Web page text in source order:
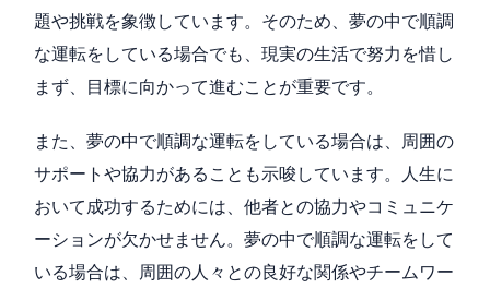
題や挑戦を象徴しています。そのため、夢の中で順調
な運転をしている場合でも、現実の生活で努力を惜し
まず、目標に向かって進むことが重要です。
また、夢の中で順調な運転をしている場合は、周囲の
サポートや協力があることも示唆しています。人生に
おいて成功するためには、他者との協力やコミュニケ
ーションが欠かせません。夢の中で順調な運転をして
いる場合は、周囲の人々との良好な関係やチームワー